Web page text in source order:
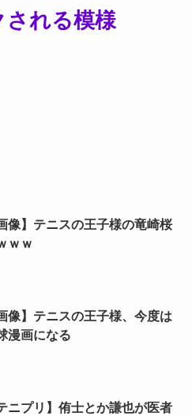
される模様
像】テニスの王子様の竜崎桜
ｗｗ
像】テニスの王子様、今度は
漫画になる
ニプリ】侑士とか謙也が医者